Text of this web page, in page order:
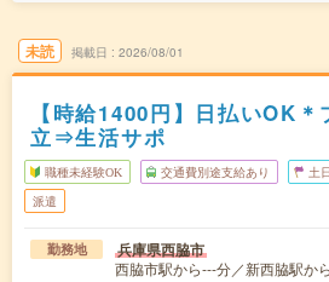
未読 掲載日 2026/08/01
【時給1400円】日払いOK
立⇒生活サポ
職種未経験OK 交通費別途支給あり 土
派遣
勤務地 兵庫県西脇市
西脇市駅から---分／新西脇駅か